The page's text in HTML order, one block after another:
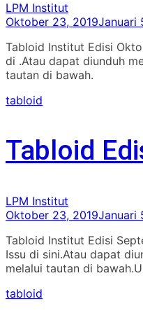
LPM Institut
Oktober 23, 2019Januari
Tabloid Institut Edisi
di .Atau dapat diunduh
tautan di bawah.
tabloid
Tabloid
LPM Institut
Oktober 23, 2019Januari
Tabloid Institut Edisi
Issu di sini.Atau dapat
melalui tautan di
tabloid